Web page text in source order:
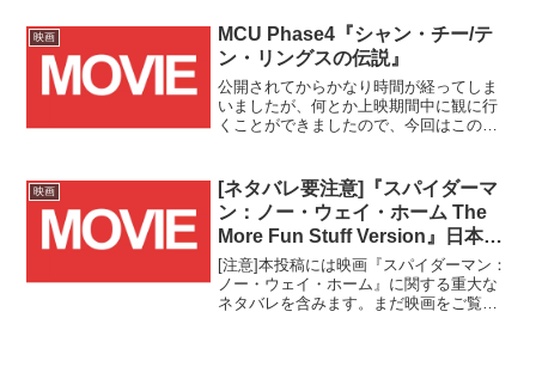
映画
MCU Phase4『シャン・チー/テ
ン・リングスの伝説』
公開されてからかなり時間が経ってしま
いましたが、何とか上映期間中に観に行
くことができましたので、今回はこの作
説』は マーベル・シネマティック・ユニ
バース(MCU) 25作...
映画
[ネタバレ要注意]『スパイダーマ
ン：ノー・ウェイ・ホーム The
More Fun Stuff Version』日本公
開決定！！
[注意]本投稿には映画『スパイダーマン：
ノー・ウェイ・ホーム』に関する重大な
ネタバレを含みます。まだ映画をご覧に